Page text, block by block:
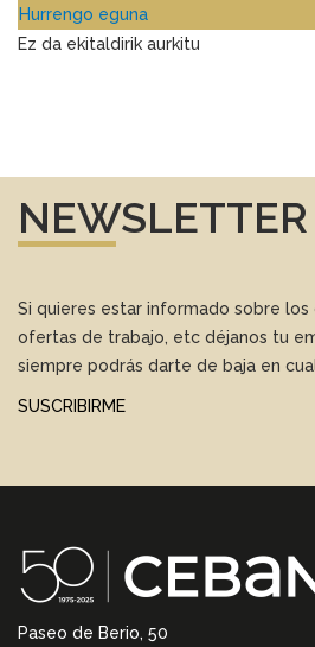
Hurrengo eguna
Ez da ekitaldirik aurkitu
NEWSLETTER
Si quieres estar informado sobre los
ofertas de trabajo, etc déjanos tu
siempre podrás darte de baja en
SUSCRIBIRME
Paseo de Berio, 50